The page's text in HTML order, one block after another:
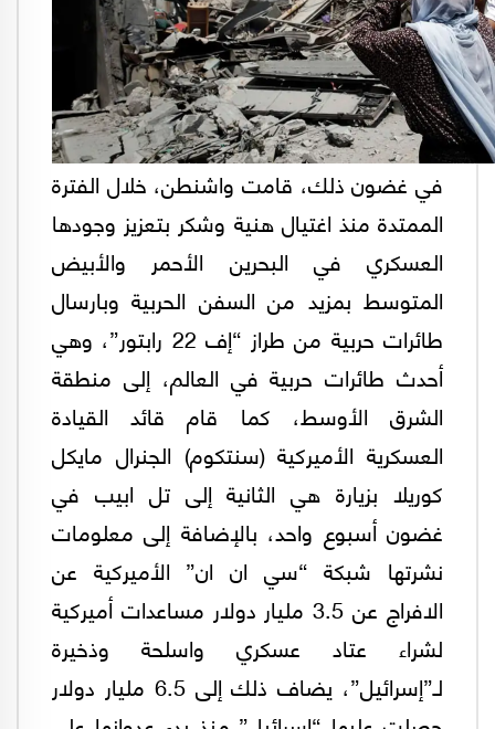
في غضون ذلك، قامت واشنطن، خلال الفترة
الممتدة منذ اغتيال هنية وشكر بتعزيز وجودها
العسكري في البحرين الأحمر والأبيض
المتوسط بمزيد من السفن الحربية وبارسال
طائرات حربية من طراز “إف 22 رابتور”، وهي
أحدث طائرات حربية في العالم، إلى منطقة
الشرق الأوسط، كما قام قائد القيادة
العسكرية الأميركية (سنتكوم) الجنرال مايكل
كوريلا بزيارة هي الثانية إلى تل ابيب في
غضون أسبوع واحد، بالإضافة إلى معلومات
نشرتها شبكة “سي ان ان” الأميركية عن
الافراج عن 3.5 مليار دولار مساعدات أميركية
لشراء عتاد عسكري واسلحة وذخيرة
لـ”إسرائيل”، يضاف ذلك إلى 6.5 مليار دولار